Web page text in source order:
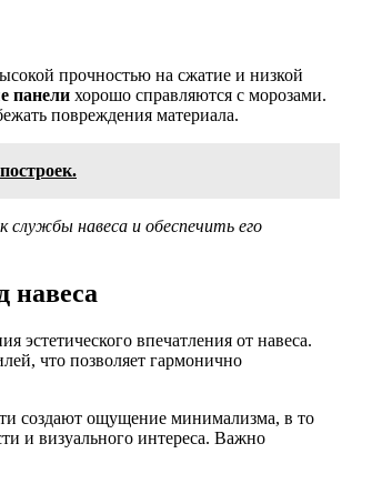
прочностью на сжатие и низкой
панели хорошо справляются с морозами.
повреждения материала.
навеса и обеспечить его
навеса
впечатления от навеса.
что позволяет гармонично
создают ощущение минимализма, в то
и визуального интереса. Важно